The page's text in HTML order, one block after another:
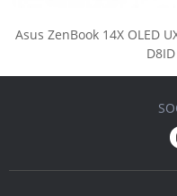
Asus ZenBook 14X OLED